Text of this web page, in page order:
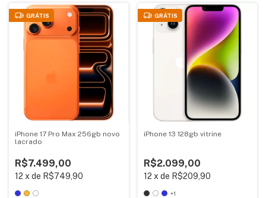
GRÁTIS
iPhone 17 Pro Max 256gb novo
lacrado
R$7.499,00
12 xde R$749,90
GRÁTIS
iPhone 13 128gb vitrine
R$2.099,00
12 xde R$209,90
+1